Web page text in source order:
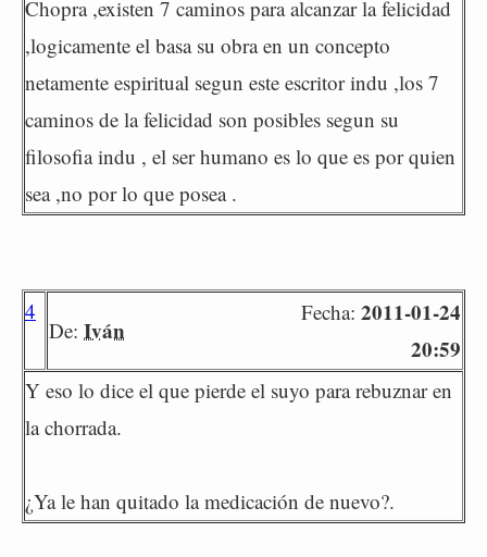
Chopra ,existen 7 caminos para alcanzar la felicidad
,logicamente el basa su obra en un concepto
netamente espiritual segun este escritor indu ,los 7
caminos de la felicidad son posibles segun su
filosofia indu , el ser humano es lo que es por quien
sea ,no por lo que posea .
4
De: Iván
Fecha: 2011-01-24
20:59
Y eso lo dice el que pierde el suyo para rebuznar en
la chorrada.
¿Ya le han quitado la medicación de nuevo?.